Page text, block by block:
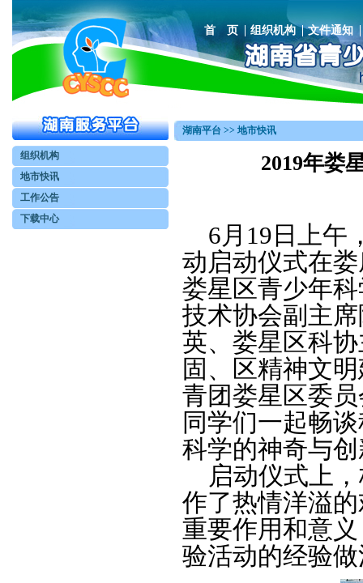
首 页 组织机构 文件通知
组织机构
地市快讯
工作公告
下载中心
湖南平台 >> 地市快讯
2019年娄
6月19日上午
动启动仪式在
娄星区青少年
技术协会副主
英、娄星区科
固、区精神文
青团娄星区委
同学们一起畅
科学的神奇与
启动仪式上，
作了热情洋溢
重要作用和意
验活动的经验